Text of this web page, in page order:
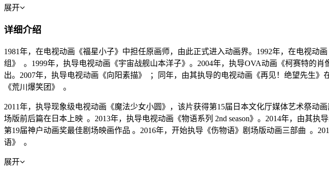
展开
详细介绍
1981年，在电视动画《福星小子》中担任原画师，由此正式进入动画界。1992年，在电视
组》 。1999年，执导电视动画《宇宙战舰山本洋子》。2004年，执导OVA动画《柯赛特的
出。2007年，执导电视动画《向阳素描》 ；同年，由其执导的电视动画《再见！绝望先生
《荒川爆笑团》 。
2011年，执导现象级电视动画《魔法少女小圆》，该片获得第15届日本文化厅媒体艺术祭动
场版前后篇在日本上映 。2013年，执导电视动画《物语系列 2nd season》。2014年，由其
第19届神户动画奖最佳剧场映画作品 。2016年，开始执导《伤物语》剧场版动画三部曲 。
语》 。
展开